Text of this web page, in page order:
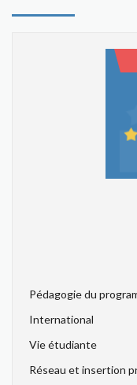
Pédagogie du
International
Vie étudiante
Réseau et insertion